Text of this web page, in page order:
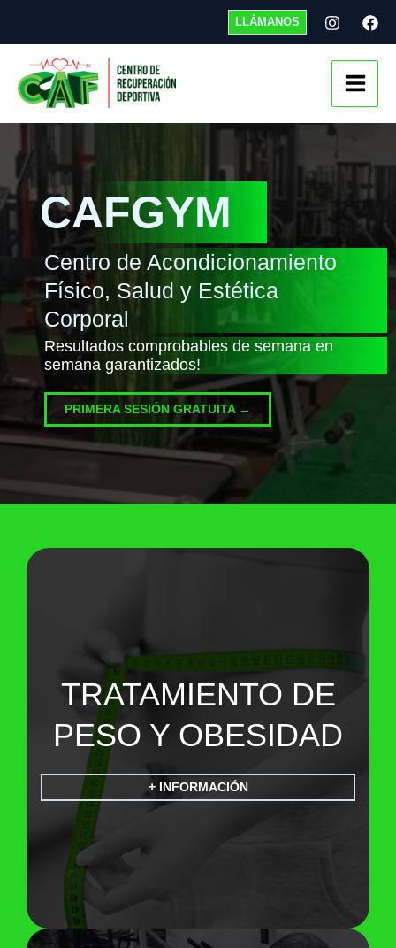
contenido
LLÁMANOS
Main
CAFGYM
Centro de Acondicionamiento
Físico, Salud y Estética
Corporal
Resultados comprobables de semana en
semana garantizados!
PRIMERA SESIÓN GRATUITA →
TRATAMIENTO DE
PESO Y OBESIDAD
+ INFORMACIÓN